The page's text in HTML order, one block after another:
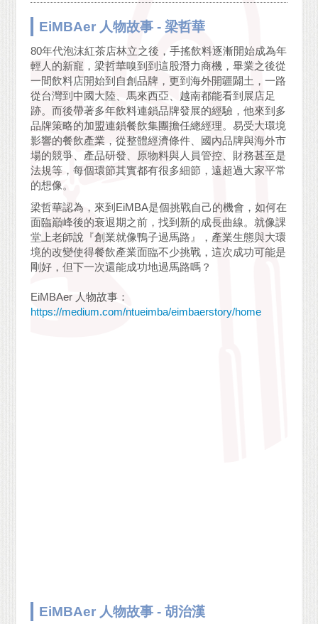
EiMBAer 人物故事 - 梁哲華
80年代泡沫紅茶店林立之後，手搖飲料逐漸開始成為年
輕人的新寵，梁哲華嗅到到這股潛力商機，畢業之後從
一間飲料店開始到自創品牌，更到海外開疆闢土，一路
從台灣到中國大陸、馬來西亞、越南都能看到展店足
跡。而後帶著多年飲料連鎖品牌發展的經驗，他來到多
品牌策略的加盟連鎖餐飲集團擔任總經理。易受大環境
影響的餐飲產業，從整體經濟條件、國內品牌與海外市
場的競爭、產品研發、原物料與人員管控、財務甚至是
法規等，每個環節其實都有很多細節，遠超過大家平常
的想像。
梁哲華認為，來到EiMBA是個挑戰自己的機會，如何在
面臨巔峰後的衰退期之前，找到新的成長曲線。就像課
堂上老師說『創業就像鴨子過馬路』，產業生態與大環
境的改變使得餐飲產業面臨不少挑戰，這次成功可能是
剛好，但下一次還能成功地過馬路嗎？
EiMBAer 人物故事：
https://medium.com/ntueimba/eimbaerstory/home
EiMBAer 人物故事 - 胡治漢